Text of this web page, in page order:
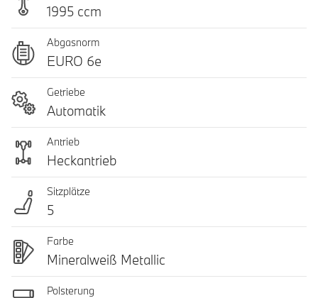
1995 ccm
Abgasnorm
EURO 6e
Getriebe
Automatik
Antrieb
Heckantrieb
Sitzplätze
5
Farbe
Mineralweiß Metallic
Polsterung